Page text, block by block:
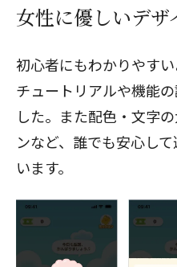
女性に優しいデザ
初心者にもわかりやす
チュートリアルや機能
した。また配色・文字
ンなど、誰でも安心し
います。